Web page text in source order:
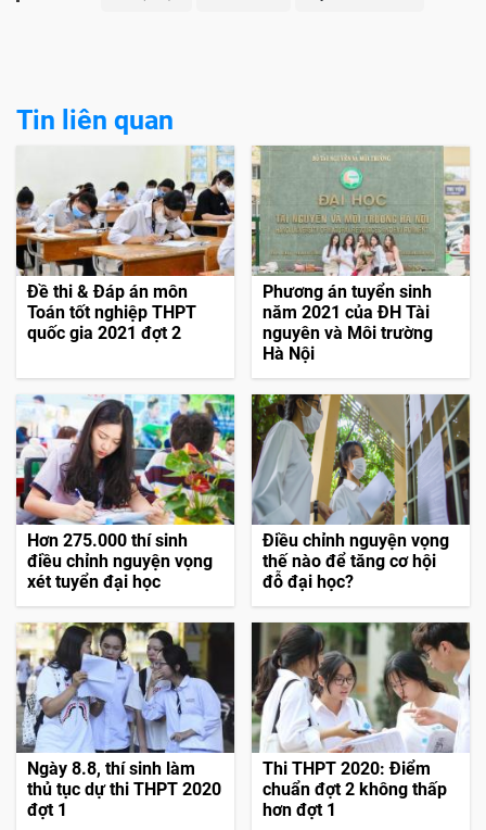
Tin liên quan
Đề thi & Đáp án môn
Toán tốt nghiệp THPT
quốc gia 2021 đợt 2
Phương án tuyển sinh
năm 2021 của ĐH Tài
nguyên và Môi trường
Hà Nội
Hơn 275.000 thí sinh
điều chỉnh nguyện vọng
xét tuyển đại học
Điều chỉnh nguyện vọng
thế nào để tăng cơ hội
đỗ đại học?
Ngày 8.8, thí sinh làm
thủ tục dự thi THPT 2020
đợt 1
Thi THPT 2020: Điểm
chuẩn đợt 2 không thấp
hơn đợt 1